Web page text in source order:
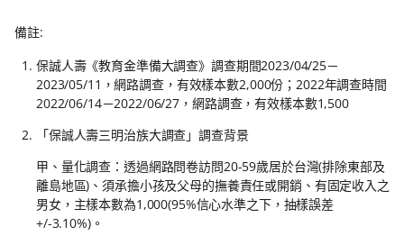
備註:
保誠人壽《教育金準備大調查》調查期間2023/04/25－
2023/05/11，網路調查，有效樣本數2,000份；2022年調查時間
2022/06/14－2022/06/27，網路調查，有效樣本數1,500
「保誠人壽三明治族大調查」調查背景
甲、量化調查：透過網路問卷訪問20-59歲居於台灣(排除東部及
離島地區)、須承擔小孩及父母的撫養責任或開銷、有固定收入之
男女，主樣本數為1,000(95%信心水準之下，抽樣誤差
+/-3.10%)。